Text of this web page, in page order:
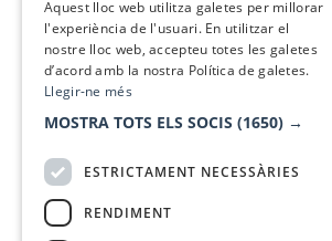
Aquest lloc web utilitza galetes per millorar
l'experiència de l'usuari. En utilitzar el
nostre lloc web, accepteu totes les galetes
d’acord amb la nostra Política de galetes.
Llegir-ne més
MOSTRA TOTS ELS SOCIS (1650) →
ESTRICTAMENT NECESSÀRIES
RENDIMENT